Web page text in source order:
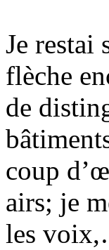
Je restai
flèche
de
coup
airs; je
les